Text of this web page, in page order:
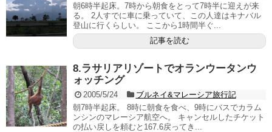
朝6時半起床。7時から朝食をとって7時半に迎えが来
る。 2人すでに車に乗っていて、この人達はキナバル
登山に行くらしい。 ここから1時間半ぐ...
記事を読む
8.ラサリアリゾートでオランウータンウ
ォッチング
2005/5/24
ブルネイ&マレーシア旅行記
朝7時半起床。 8時に朝食を食べ、9時にバスでカラム
ンシンのマレーシア航空へ。 キャンセルしたチケット
の払い戻しを頼むと167.6戻ってき...